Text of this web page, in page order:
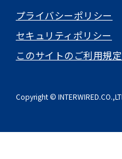
プライバシーポリシー
セキュリティポリシー
このサイトのご利用規
Copyright ©